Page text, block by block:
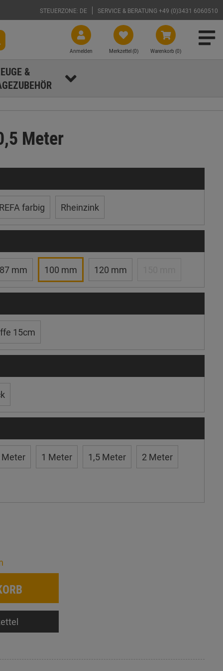
STEUERZONE: DE SERVICE & BERATUNG +49 (0)3431 6060510
Warenkorb (0)
Merkzettel (0)
Anmelden
&
Meter
farbig Rheinzink
87 mm 100 mm 120 mm
15cm
Meter 1 Meter 1,5 Meter 2 Meter